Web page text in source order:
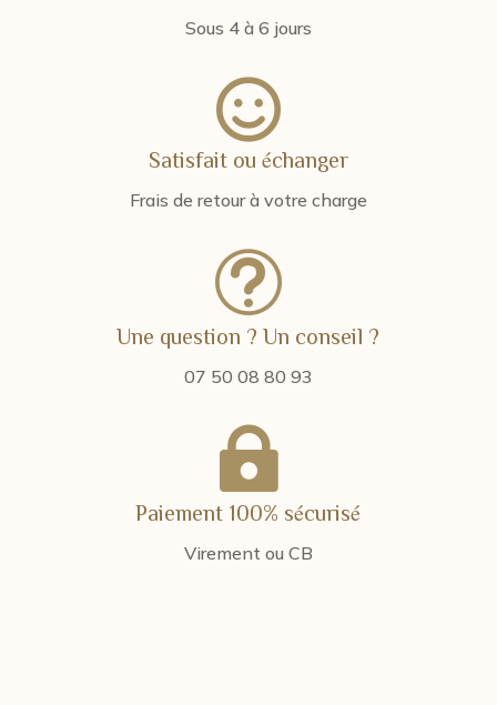
Sous 4 à 6 jours

Satisfait ou échanger
Frais de retour à votre charge
t
Une question ? Un conseil ?
07 50 08 80 93

Paiement 100% sécurisé
Virement ou CB